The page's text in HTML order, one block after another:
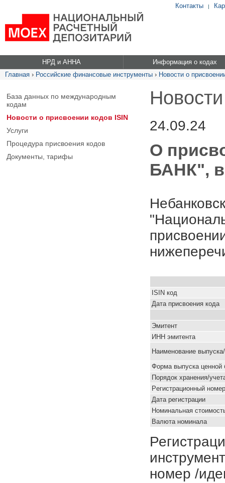
Контакты |
НРД и АННА
Информация о кодах
Главная › Российские финансовые инструменты › Новости о
База данных по международным
кодам
Новости о присвоении кодов ISIN
Услуги
Процедура присвоения кодов
Документы, тарифы
24.09.24
О
БАНК",
ISIN код
Дата присвоения кода
Эмитент
ИНН эмитента
Наименование
Форма выпуска ценной
Порядок хранения/
Pегистрационный номер
Дата регистрации
Номинальная
Валюта номинала
номер /